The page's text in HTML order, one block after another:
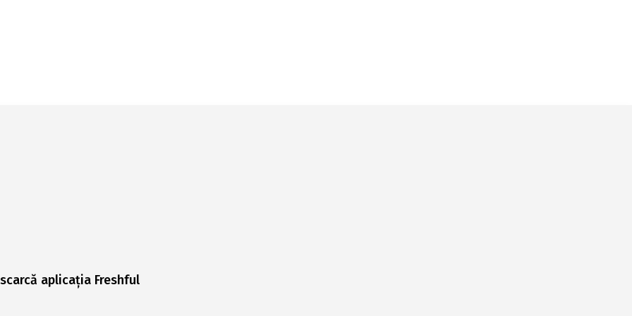
aplicația Freshful